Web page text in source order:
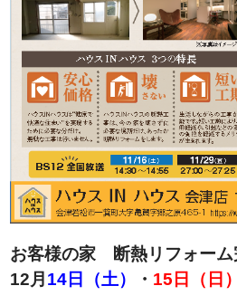
お客様の家 断熱リフォーム
12月 14日（土） ・ 15日（日）